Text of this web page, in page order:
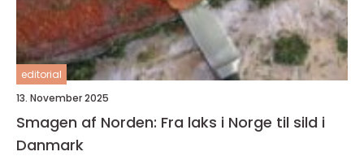
editorial
13. November 2025
Smagen af Norden: Fra laks i Norge til sild i
Danmark